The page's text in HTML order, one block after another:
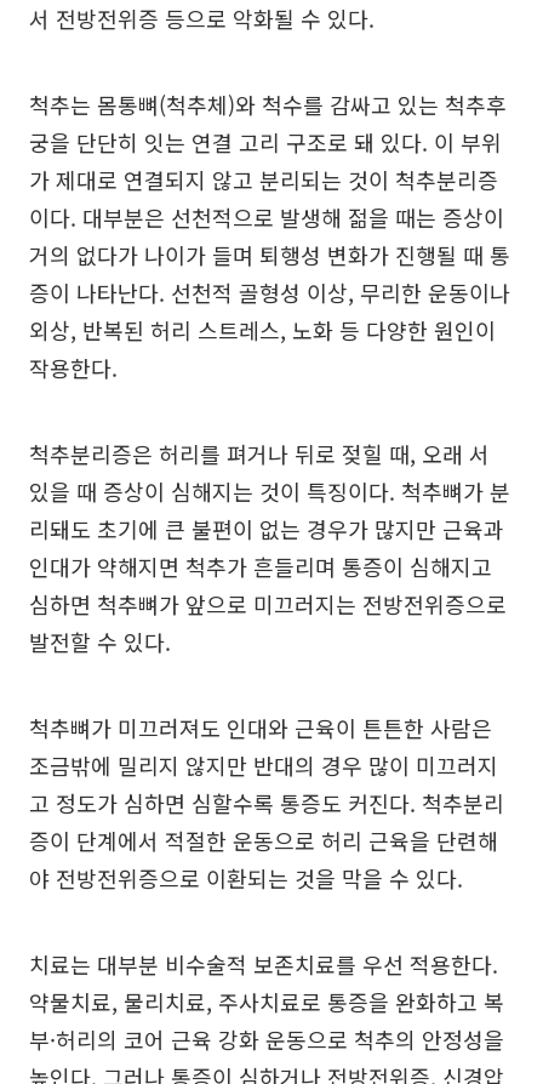
서 전방전위증 등으로 악화될 수 있다.
척추는 몸통뼈(척추체)와 척수를 감싸고 있는 척추후
궁을 단단히 잇는 연결 고리 구조로 돼 있다. 이 부위
가 제대로 연결되지 않고 분리되는 것이 척추분리증
이다. 대부분은 선천적으로 발생해 젊을 때는 증상이
거의 없다가 나이가 들며 퇴행성 변화가 진행될 때 통
증이 나타난다. 선천적 골형성 이상, 무리한 운동이나
외상, 반복된 허리 스트레스, 노화 등 다양한 원인이
작용한다.
척추분리증은 허리를 펴거나 뒤로 젖힐 때, 오래 서
있을 때 증상이 심해지는 것이 특징이다. 척추뼈가 분
리돼도 초기에 큰 불편이 없는 경우가 많지만 근육과
인대가 약해지면 척추가 흔들리며 통증이 심해지고
심하면 척추뼈가 앞으로 미끄러지는 전방전위증으로
발전할 수 있다.
척추뼈가 미끄러져도 인대와 근육이 튼튼한 사람은
조금밖에 밀리지 않지만 반대의 경우 많이 미끄러지
고 정도가 심하면 심할수록 통증도 커진다. 척추분리
증이 단계에서 적절한 운동으로 허리 근육을 단련해
야 전방전위증으로 이환되는 것을 막을 수 있다.
치료는 대부분 비수술적 보존치료를 우선 적용한다.
약물치료, 물리치료, 주사치료로 통증을 완화하고 복
부·허리의 코어 근육 강화 운동으로 척추의 안정성을
높인다. 그러나 통증이 심하거나 전방전위증, 신경압